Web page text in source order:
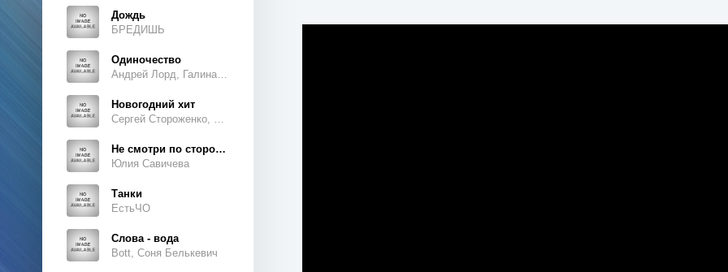
Дождь
БРЕДИШЬ
Одиночество
Новогодний хит
Не смотри по сторонам
Юлия Савичева
Танки
ЕстьЧО
Слова - вода
Bott, Соня Белькевич